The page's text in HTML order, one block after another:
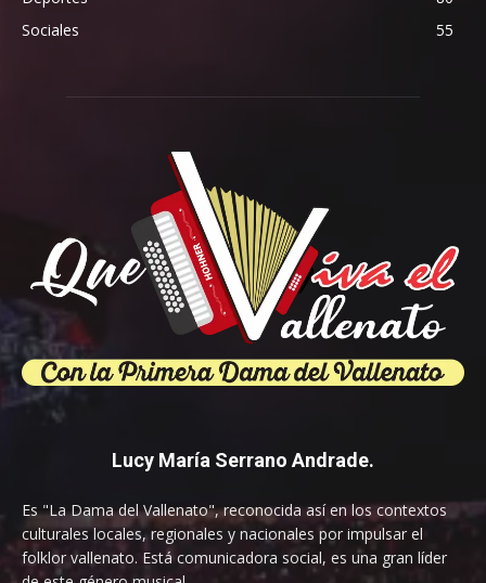
Sociales
55
Lucy María Serrano Andrade.
Es "La Dama del Vallenato", reconocida así en los contextos
culturales locales, regionales y nacionales por impulsar el
folklor vallenato. Está comunicadora social, es una gran líder